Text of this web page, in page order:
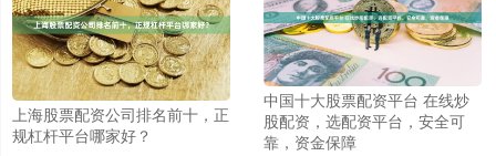
上海股票配资公司排名前十，正
规杠杆平台哪家好？
中国十大股票配资平台 在线炒
股配资，选配资平台，安全可
靠，资金保障